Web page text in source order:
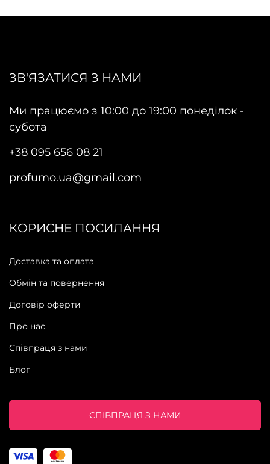
ЗВ'ЯЗАТИСЯ З НАМИ
Ми працюємо з 10:00 до 19:00 понеділок -
субота
+38 095 656 08 21
profumo.ua@gmail.com
КОРИСНЕ ПОСИЛАННЯ
Доставка та оплата
Обмін та повернення
Договір оферти
Про нас
Співпраця з нами
Блог
СПІВПРАЦЯ З НАМИ